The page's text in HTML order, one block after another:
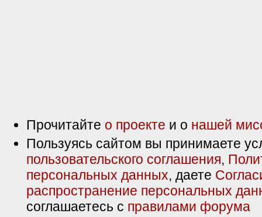
Прочитайте о проекте и о нашей
Пользуясь сайтом вы принимаете
пользовательского соглашения,
персональных данных, даете
распространение персональных
соглашаетесь с правилами форума